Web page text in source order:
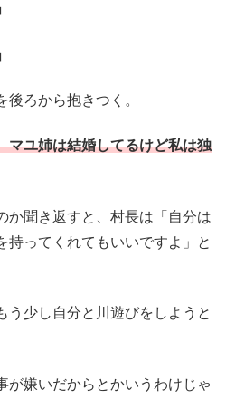
」
」
ろから抱きつく。
マユ姉は結婚してるけど私は独
か聞き返すと、村長は「自分は
持ってくれてもいいですよ」と
う少し自分と川遊びをしようと
が嫌いだからとかいうわけじゃ